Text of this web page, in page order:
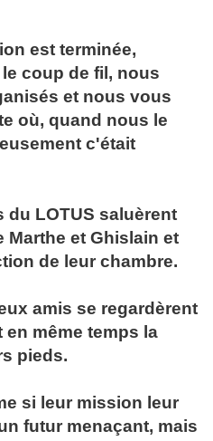
est terminée,
coup de fil, nous
et nous vous
où, quand nous le
c'était
du LOTUS saluèrent
Marthe et Ghislain et
de leur chambre.
amis se regardèrent
même temps la
pieds.
si leur mission leur
futur menaçant, mais